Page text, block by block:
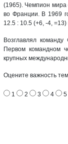
(1965). Чемпион мира
во Франции. В 1969
12.5 : 10.5 (+6, -4,
Возглавлял
Первом командном
крупных
Оцените важность
1 2 3 4 5